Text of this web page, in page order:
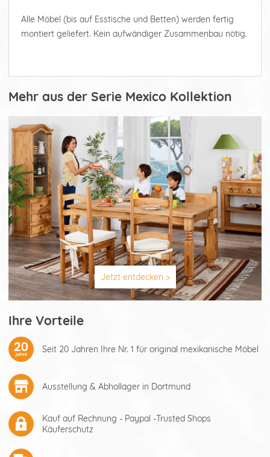
Alle Möbel (bis auf Esstische und Betten) werden fertig
montiert geliefert. Kein aufwändiger Zusammenbau nötig.
Mehr aus der Serie Mexico Kollektion
Jetzt entdecken >
Ihre Vorteile
Seit 20 Jahren Ihre Nr. 1 für original mexikanische Möbel
Ausstellung & Abhollager in Dortmund
Kauf auf Rechnung - Paypal -Trusted Shops
Käuferschutz